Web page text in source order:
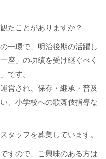
たことがありますか？
一環で、明治後期の活躍し
座」の功績を受け継ぐべく
です。
営され、保存・継承・普及
、小学校への歌舞伎指導な
タッフを募集しています。
すので、ご興味のある方は